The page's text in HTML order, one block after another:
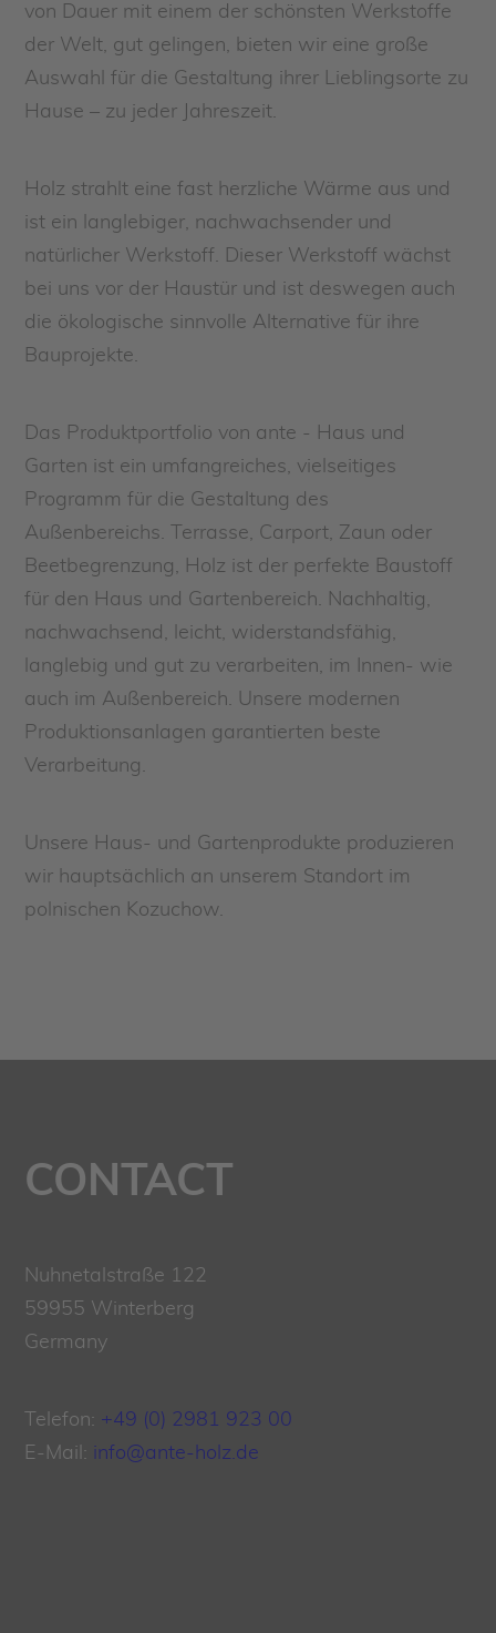
von Dauer mit einem der schönsten Werkstoffe
der Welt, gut gelingen, bieten wir eine große
Auswahl für die Gestaltung ihrer Lieblingsorte zu
Hause – zu jeder Jahreszeit.
Holz strahlt eine fast herzliche Wärme aus und
ist ein langlebiger, nachwachsender und
natürlicher Werkstoff. Dieser Werkstoff wächst
bei uns vor der Haustür und ist deswegen auch
die ökologische sinnvolle Alternative für ihre
Bauprojekte.
Das Produktportfolio von ante - Haus und
Garten ist ein umfangreiches, vielseitiges
Programm für die Gestaltung des
Außenbereichs. Terrasse, Carport, Zaun oder
Beetbegrenzung, Holz ist der perfekte Baustoff
für den Haus und Gartenbereich. Nachhaltig,
nachwachsend, leicht, widerstandsfähig,
langlebig und gut zu verarbeiten, im Innen- wie
auch im Außenbereich. Unsere modernen
Produktionsanlagen garantierten beste
Verarbeitung.
Unsere Haus- und Gartenprodukte produzieren
wir hauptsächlich an unserem Standort im
polnischen Kozuchow.
CONTACT
Nuhnetalstraße 122
59955 Winterberg
Germany
Telefon: +49 (0) 2981 923 00
E-Mail: info@ante-holz.de